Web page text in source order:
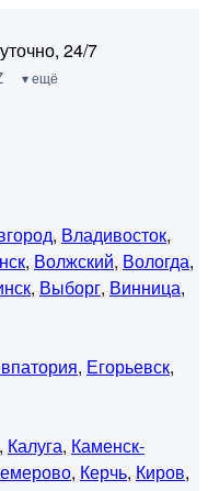
24/7
▾ ещё
, Владивосток,
, Волжский, Вологда,
, Выборг, Винница,
, Егорьевск,
, Калуга, Каменск-
, Керчь, Киров,